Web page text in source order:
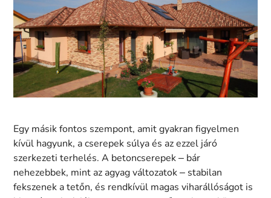
Egy másik fontos szempont, amit gyakran figyelmen
kívül hagyunk, a cserepek súlya és az ezzel járó
szerkezeti terhelés. A betoncserepek – bár
nehezebbek, mint az agyag változatok – stabilan
fekszenek a tetőn, és rendkívül magas viharállóságot is